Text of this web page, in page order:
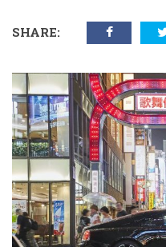
SHARE: